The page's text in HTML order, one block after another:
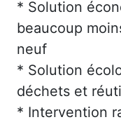
* Solution
beaucoup
neuf
* Solution
déchets et
* Intervention